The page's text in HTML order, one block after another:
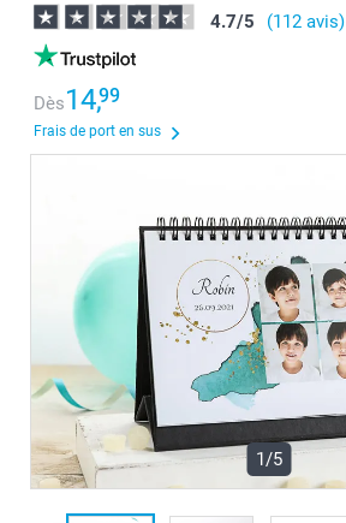
4.7/5 (112 avis)
Dès14,99
Frais de port en sus
1/5